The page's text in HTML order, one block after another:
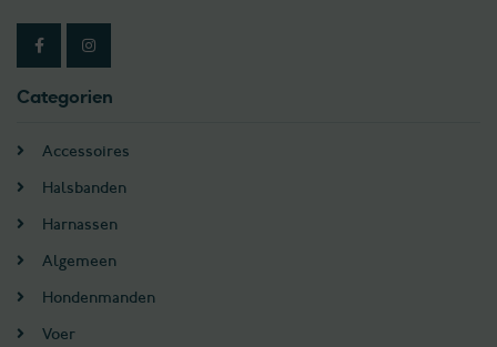
Categorien
Accessoires
Halsbanden
Harnassen
Algemeen
Hondenmanden
Voer